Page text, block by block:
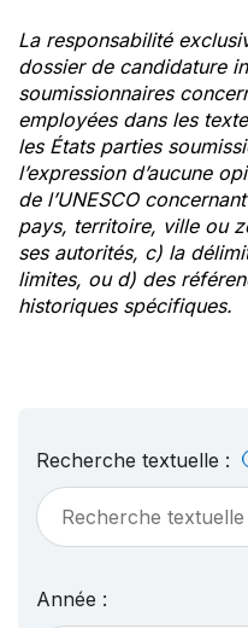
La responsabilité
dossier de candidature
soumissionnaires
employées dans les
les États parties
l’expression d’aucune
de l’UNESCO
pays, territoire, ville ou
ses autorités, c) la
limites, ou d) des
historiques spécifiques.
Recherche textuelle :
Année :